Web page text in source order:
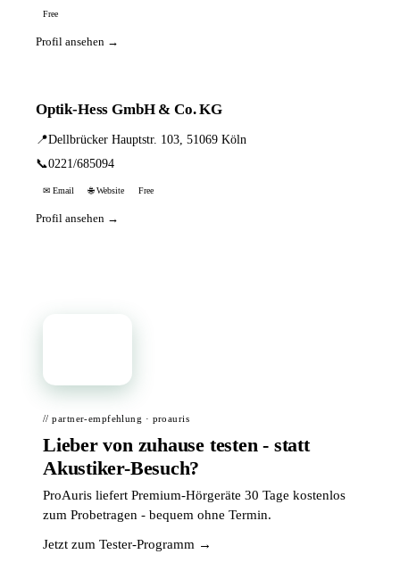
Free
Profil ansehen →
Optik-Hess GmbH & Co. KG
📍Dellbrücker Hauptstr. 103, 51069 Köln
📞0221/685094
✉ Email 🌐 Website Free
Profil ansehen →
// partner-empfehlung · proauris
Lieber von zuhause testen - statt
Akustiker-Besuch?
ProAuris liefert Premium-Hörgeräte 30 Tage kostenlos
zum Probetragen - bequem ohne Termin.
Jetzt zum Tester-Programm →